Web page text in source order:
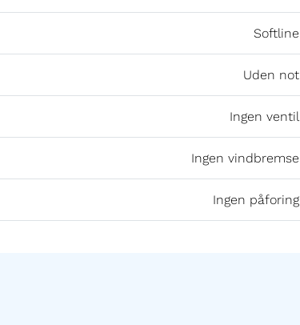
Softline
Uden not
Ingen ventil
Ingen vindbremse
Ingen påforing